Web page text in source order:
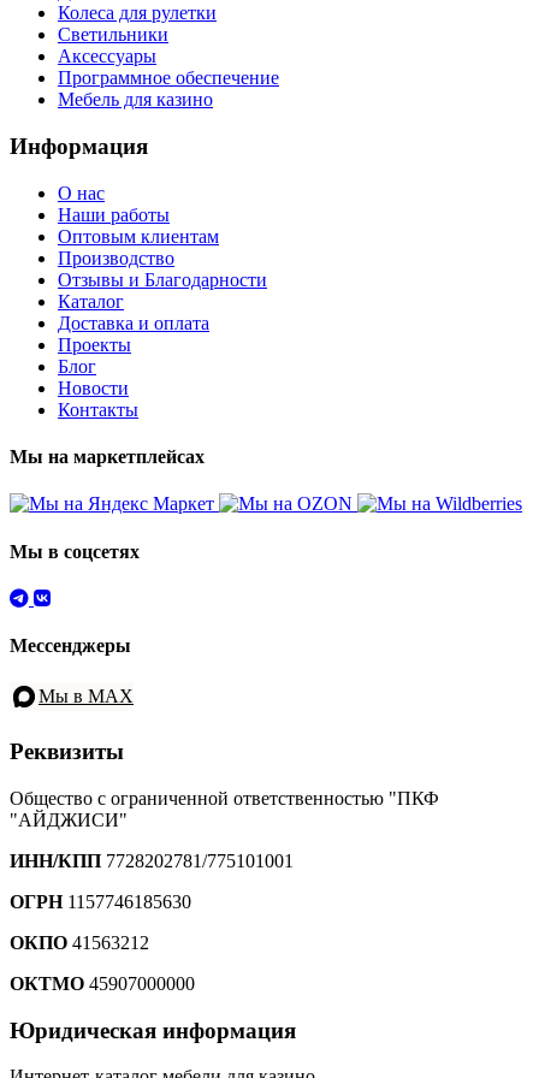
Колеса для рулетки
Светильники
Аксессуары
Программное обеспечение
Мебель для казино
Информация
О нас
Наши работы
Оптовым клиентам
Производство
Отзывы и Благодарности
Каталог
Доставка и оплата
Проекты
Блог
Новости
Контакты
Мы на маркетплейсах
Мы в соцсетях
Мессенджеры
Мы в MAX
Реквизиты
Общество с ограниченной ответственностью "ПКФ
"АЙДЖИСИ"
ИНН/КПП 7728202781/775101001
ОГРН1157746185630
ОКПО 41563212
ОКТМО 45907000000
Юридическая информация